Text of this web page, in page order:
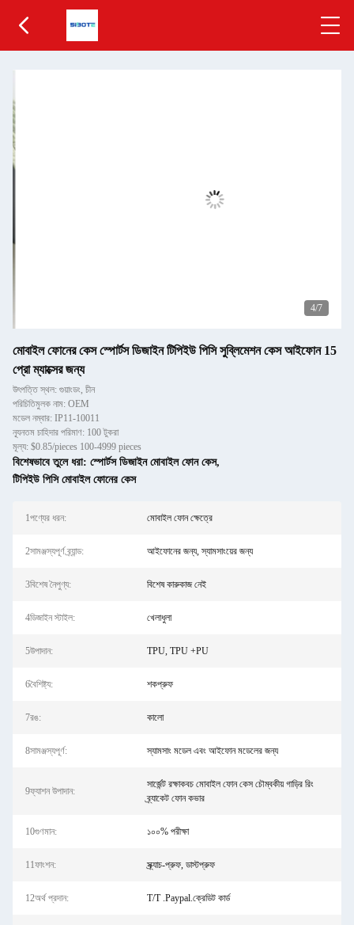
5/7
মোবাইল ফোনের কেস স্পোর্টস ডিজাইন টিপিইউ পিসি সুব্লিমেশন কেস আইফোন 15
প্রো ম্যাক্সের জন্য
উৎপত্তি স্থল: গুয়াংডং, চীন
পরিচিতিমুলক নাম: OEM
মডেল নম্বার: IP11-10011
ন্যূনতম চাহিদার পরিমাণ: 100 টুকরা
মূল্য: $0.85/pieces 100-4999 pieces
বিশেষভাবে তুলে ধরা: স্পোর্টস ডিজাইন মোবাইল ফোন কেস,
টিপিইউ পিসি মোবাইল ফোনের কেস
1পণ্যের ধরন: মোবাইল ফোন ক্ষেত্রে
2সামঞ্জস্যপূর্ণ ব্র্যান্ড: আইফোনের জন্য, স্যামসাংয়ের জন্য
3বিশেষ নৈপুণ্য: বিশেষ কারুকাজ নেই
4ডিজাইন স্টাইল: খেলাধুলা
5উপাদান: TPU, TPU +PU
6বৈশিষ্ট্য: শকপ্রুফ
7রঙ: কালো
8সামঞ্জস্যপূর্ণ: স্যামসাং মডেল এবং আইফোন মডেলের জন্য
9ফ্যাশন উপাদান:
সার্জেন্ট রক্ষাকবচ মোবাইল ফোন কেস চৌম্বকীয় গাড়ির রিং
ব্র্যাকেট ফোন কভার
10গুণমান: ১০০% পরীক্ষা
11ফাংশন: স্ক্র্যাচ-প্রুফ, ডাস্টপ্রুফ
12অর্থ প্রদান: T/T .Paypal.ক্রেডিট কার্ড